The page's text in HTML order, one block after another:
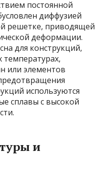
постоянной
диффузией
решетке, приводящей
деформации.
для конструкций,
или элементов
используются
сплавы с высокой
и